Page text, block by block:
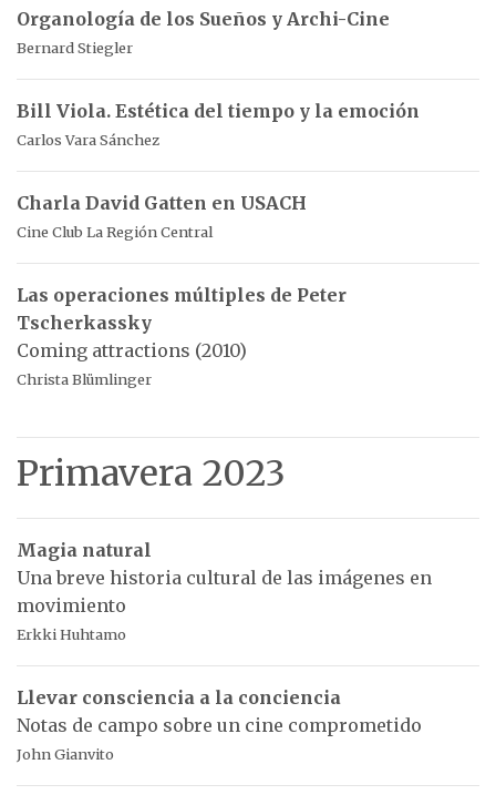
Organología de los Sueños y Archi-Cine
Bernard Stiegler
Bill Viola. Estética del tiempo y la emoción
Carlos Vara Sánchez
Charla David Gatten en USACH
Cine Club La Región Central
Las operaciones múltiples de Peter
Tscherkassky
Coming attractions (2010)
Christa Blümlinger
Primavera 2023
Magia natural
Una breve historia cultural de las imágenes en
movimiento
Erkki Huhtamo
Llevar consciencia a la conciencia
Notas de campo sobre un cine comprometido
John Gianvito